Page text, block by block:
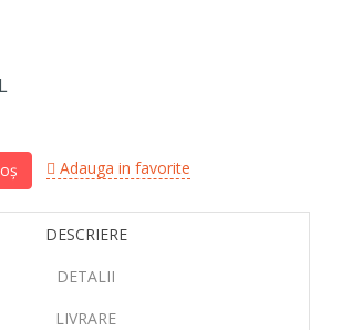
Adauga in favorite
DESCRIERE
DETALII
LIVRARE